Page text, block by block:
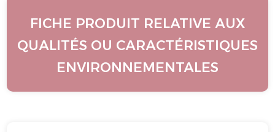
FICHE PRODUIT RELATIVE AUX
QUALITÉS OU CARACTÉRISTIQUES
ENVIRONNEMENTALES